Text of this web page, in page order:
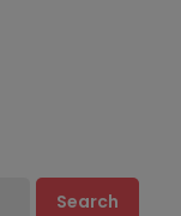
Search